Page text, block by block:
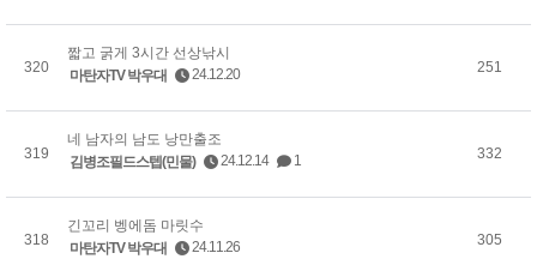
320
짧고 굵게 3시간 선상낚시
마탄자TV 박우대
24.12.20 251
319
네 남자의 남도 낭만출조
김병조필드스텝(민물)
24.12.14 1 332
318
긴꼬리 벵에돔 마릿수
마탄자TV 박우대
24.11.26 305